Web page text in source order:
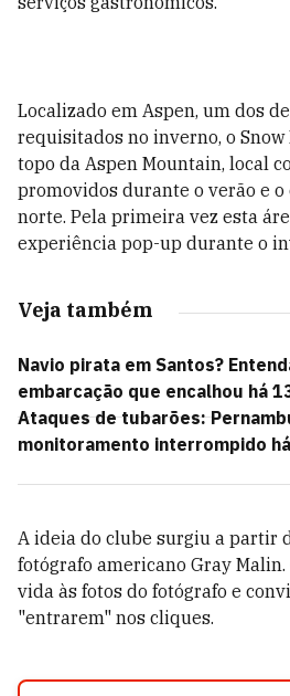
Localizado em Aspen, um dos
requisitados no inverno, o Snow
topo da Aspen Mountain, local
promovidos durante o verão e
norte. Pela primeira vez esta
experiência pop-up durante o
Veja também
Navio pirata em Santos?
embarcação que encalhou há
Ataques de tubarões:
monitoramento interrompido
A ideia do clube surgiu a partir
fotógrafo americano Gray
vida às fotos do fotógrafo e
"entrarem" nos cliques.